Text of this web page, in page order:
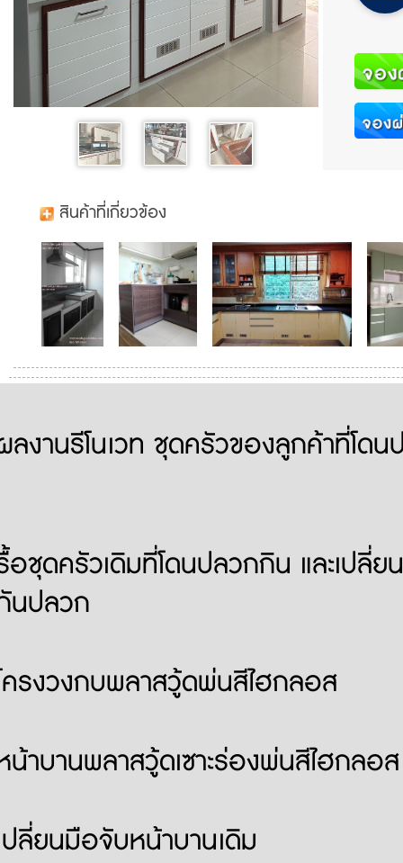
สินค้าที่เกี่ยวข้อง
ลงานรีโนเวท ชุดครัวของลูกค้าที่โด
อชุดครัวเดิมที่โดนปลวกกิน และเปลี่
นปลวก
ครงวงกบพลาสวู้ดพ่นสีไฮกลอส
น้าบานพลาสวู้ดเซาะร่องพ่นสีไฮกลอส
ปลี่ยนมือจับหน้าบานเดิม